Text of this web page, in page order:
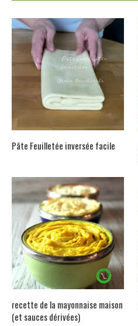
Pâte Feuilletée inversée facile
recette de la mayonnaise maison
(et sauces dérivées)